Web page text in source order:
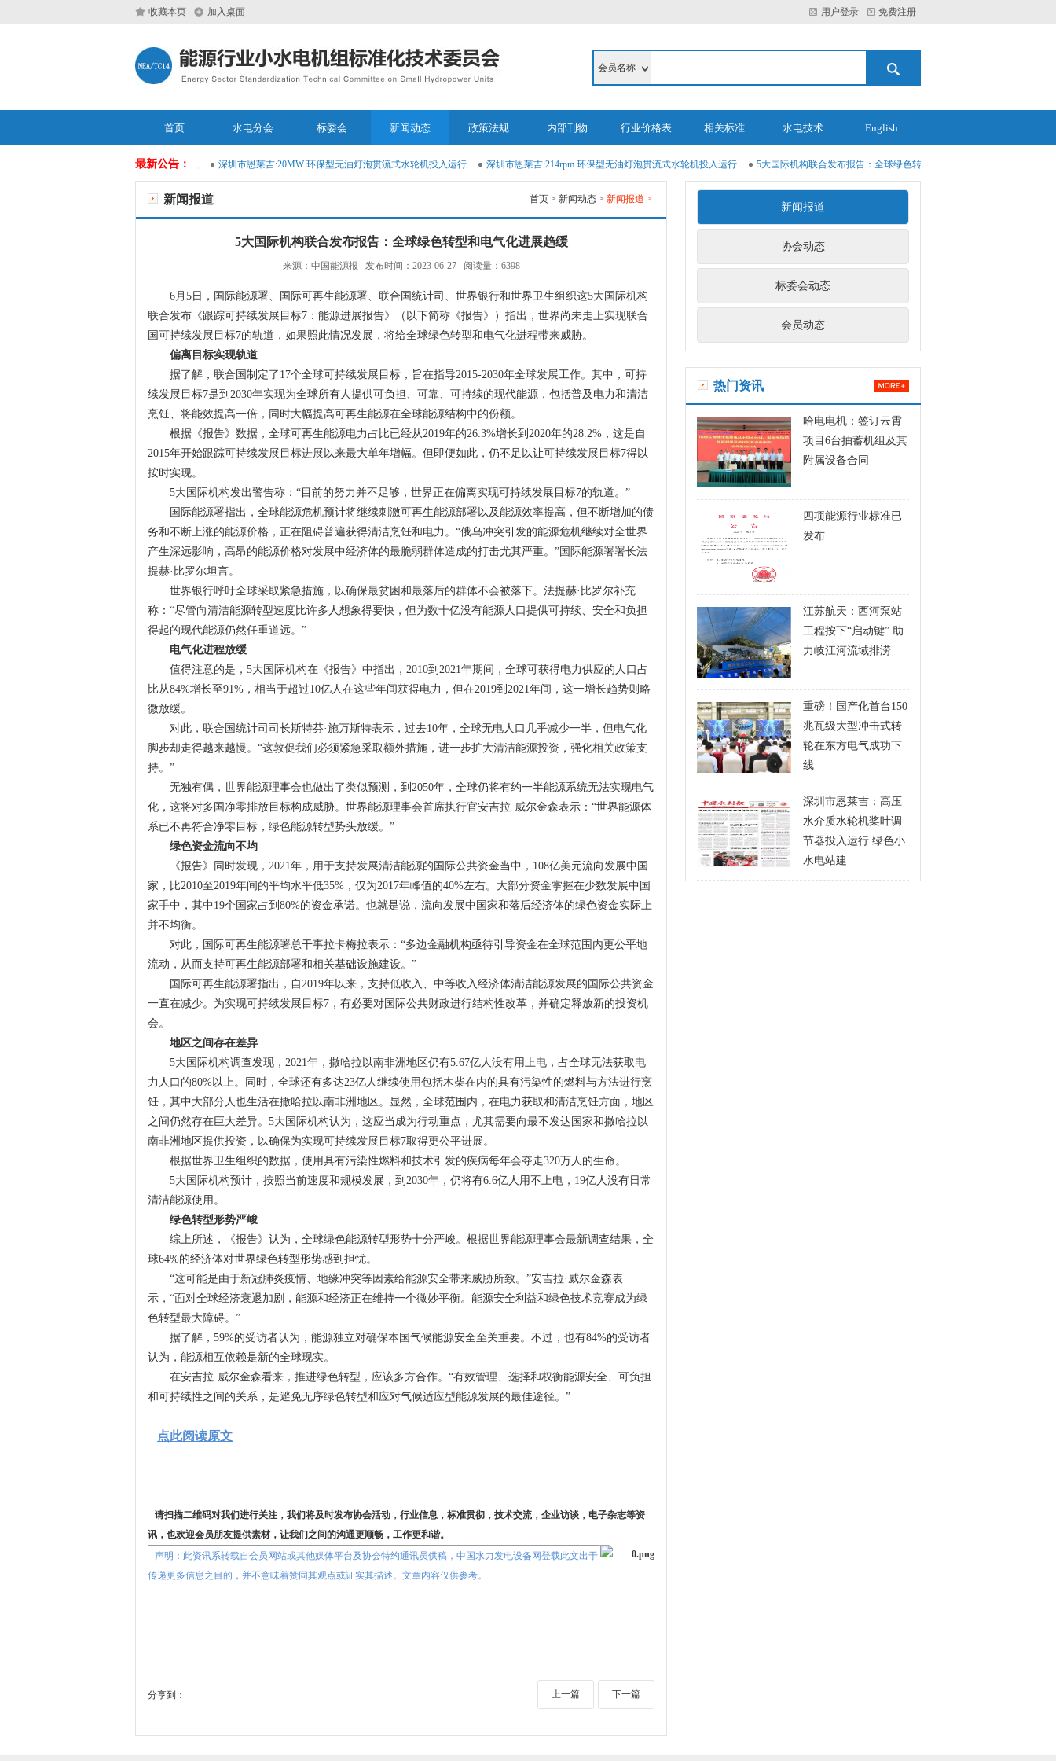
收藏本页 加入桌面 用户登录 免费注册
会员名称
首页 水电分会 标委会 新闻动态 政策法规 内部刊物 行业价格表 相关标准 水电技术 English
最新公告：
自科技：发布水利水电行业智能运维大模型 深圳市恩莱吉:20MW 环保型无油灯泡贯流式水轮机投入运行 深圳市恩莱吉:214rpm 环保型无油灯泡贯流式水轮机投入运行 5大国际机构联合发布报告：全球绿色转型和电气化进展趋缓
新闻报道 首页 > 新闻动态 > 新闻报道 >
5大国际机构联合发布报告：全球绿色转型和电气化进展趋缓
来源：中国能源报 发布时间：2023-06-27 阅读量：6398
6月5日，国际能源署、国际可再生能源署、联合国统计司、世界银行和世界卫生组织这5大国际机构
联合发布《跟踪可持续发展目标7：能源进展报告》（以下简称《报告》）指出，世界尚未走上实现联合
国可持续发展目标7的轨道，如果照此情况发展，将给全球绿色转型和电气化进程带来威胁。
偏离目标实现轨道
据了解，联合国制定了17个全球可持续发展目标，旨在指导2015-2030年全球发展工作。其中，可持
续发展目标7是到2030年实现为全球所有人提供可负担、可靠、可持续的现代能源，包括普及电力和清洁
烹饪、将能效提高一倍，同时大幅提高可再生能源在全球能源结构中的份额。
根据《报告》数据，全球可再生能源电力占比已经从2019年的26.3%增长到2020年的28.2%，这是自
2015年开始跟踪可持续发展目标进展以来最大单年增幅。但即便如此，仍不足以让可持续发展目标7得以
按时实现。
5大国际机构发出警告称：“目前的努力并不足够，世界正在偏离实现可持续发展目标7的轨道。”
国际能源署指出，全球能源危机预计将继续刺激可再生能源部署以及能源效率提高，但不断增加的债
务和不断上涨的能源价格，正在阻碍普遍获得清洁烹饪和电力。“俄乌冲突引发的能源危机继续对全世界
产生深远影响，高昂的能源价格对发展中经济体的最脆弱群体造成的打击尤其严重。”国际能源署署长法
提赫·比罗尔坦言。
世界银行呼吁全球采取紧急措施，以确保最贫困和最落后的群体不会被落下。法提赫·比罗尔补充
称：“尽管向清洁能源转型速度比许多人想象得要快，但为数十亿没有能源人口提供可持续、安全和负担
得起的现代能源仍然任重道远。”
电气化进程放缓
值得注意的是，5大国际机构在《报告》中指出，2010到2021年期间，全球可获得电力供应的人口占
比从84%增长至91%，相当于超过10亿人在这些年间获得电力，但在2019到2021年间，这一增长趋势则略
微放缓。
对此，联合国统计司司长斯特芬·施万斯特表示，过去10年，全球无电人口几乎减少一半，但电气化
脚步却走得越来越慢。“这敦促我们必须紧急采取额外措施，进一步扩大清洁能源投资，强化相关政策支
持。”
无独有偶，世界能源理事会也做出了类似预测，到2050年，全球仍将有约一半能源系统无法实现电气
化，这将对多国净零排放目标构成威胁。世界能源理事会首席执行官安吉拉·威尔金森表示：“世界能源体
系已不再符合净零目标，绿色能源转型势头放缓。”
绿色资金流向不均
《报告》同时发现，2021年，用于支持发展清洁能源的国际公共资金当中，108亿美元流向发展中国
家，比2010至2019年间的平均水平低35%，仅为2017年峰值的40%左右。大部分资金掌握在少数发展中国
家手中，其中19个国家占到80%的资金承诺。也就是说，流向发展中国家和落后经济体的绿色资金实际上
并不均衡。
对此，国际可再生能源署总干事拉卡梅拉表示：“多边金融机构亟待引导资金在全球范围内更公平地
流动，从而支持可再生能源部署和相关基础设施建设。”
国际可再生能源署指出，自2019年以来，支持低收入、中等收入经济体清洁能源发展的国际公共资金
一直在减少。为实现可持续发展目标7，有必要对国际公共财政进行结构性改革，并确定释放新的投资机
会。
地区之间存在差异
5大国际机构调查发现，2021年，撒哈拉以南非洲地区仍有5.67亿人没有用上电，占全球无法获取电
力人口的80%以上。同时，全球还有多达23亿人继续使用包括木柴在内的具有污染性的燃料与方法进行烹
饪，其中大部分人也生活在撒哈拉以南非洲地区。显然，全球范围内，在电力获取和清洁烹饪方面，地区
之间仍然存在巨大差异。5大国际机构认为，这应当成为行动重点，尤其需要向最不发达国家和撒哈拉以
南非洲地区提供投资，以确保为实现可持续发展目标7取得更公平进展。
根据世界卫生组织的数据，使用具有污染性燃料和技术引发的疾病每年会夺走320万人的生命。
5大国际机构预计，按照当前速度和规模发展，到2030年，仍将有6.6亿人用不上电，19亿人没有日常
清洁能源使用。
绿色转型形势严峻
综上所述，《报告》认为，全球绿色能源转型形势十分严峻。根据世界能源理事会最新调查结果，全
球64%的经济体对世界绿色转型形势感到担忧。
“这可能是由于新冠肺炎疫情、地缘冲突等因素给能源安全带来威胁所致。”安吉拉·威尔金森表
示，“面对全球经济衰退加剧，能源和经济正在维持一个微妙平衡。能源安全利益和绿色技术竞赛成为绿
色转型最大障碍。”
据了解，59%的受访者认为，能源独立对确保本国气候能源安全至关重要。不过，也有84%的受访者
认为，能源相互依赖是新的全球现实。
在安吉拉·威尔金森看来，推进绿色转型，应该多方合作。“有效管理、选择和权衡能源安全、可负担
和可持续性之间的关系，是避免无序绿色转型和应对气候适应型能源发展的最佳途径。”
点此阅读原文
请扫描二维码对我们进行关注，我们将及时发布协会活动，行业信息，标准贯彻，技术交流，企业访谈，电子杂志等资
讯，也欢迎会员朋友提供素材，让我们之间的沟通更顺畅，工作更和谐。
声明：此资讯系转载自会员网站或其他媒体平台及协会特约通讯员供稿，中国水力发电设备网登载此文出于
传递更多信息之目的，并不意味着赞同其观点或证实其描述。文章内容仅供参考。
分享到： 上一篇 下一篇
新闻报道
协会动态
标委会动态
会员动态
热门资讯
哈电电机：签订云霄
项目6台抽蓄机组及其
附属设备合同
四项能源行业标准已
发布
江苏航天：西河泵站
工程按下“启动键” 助
力岐江河流域排涝
重磅！国产化首台150
兆瓦级大型冲击式转
轮在东方电气成功下
线
深圳市恩莱吉：高压
水介质水轮机桨叶调
节器投入运行 绿色小
水电站建